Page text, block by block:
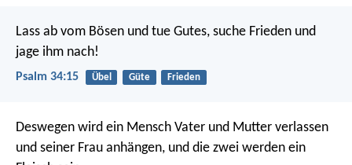
Lass ab vom Bösen und tue Gutes, suche Frieden und
jage ihm nach!
Psalm 34:15 Übel Güte Frieden
Deswegen wird ein Mensch Vater und Mutter verlassen
und seiner Frau anhängen, und die zwei werden ein